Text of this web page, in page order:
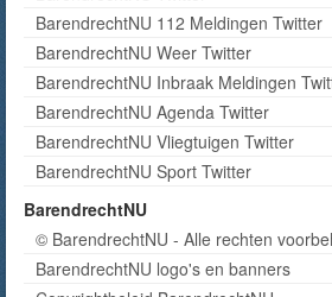
BarendrechtNU 112 Meldingen Twitter
BarendrechtNU Weer Twitter
BarendrechtNU Inbraak Meldingen
BarendrechtNU Agenda Twitter
BarendrechtNU Vliegtuigen Twitter
BarendrechtNU Sport Twitter
BarendrechtNU
© BarendrechtNU - Alle rechten
BarendrechtNU logo's en banners